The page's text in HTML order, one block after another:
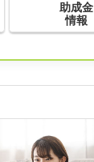
助成金
情報